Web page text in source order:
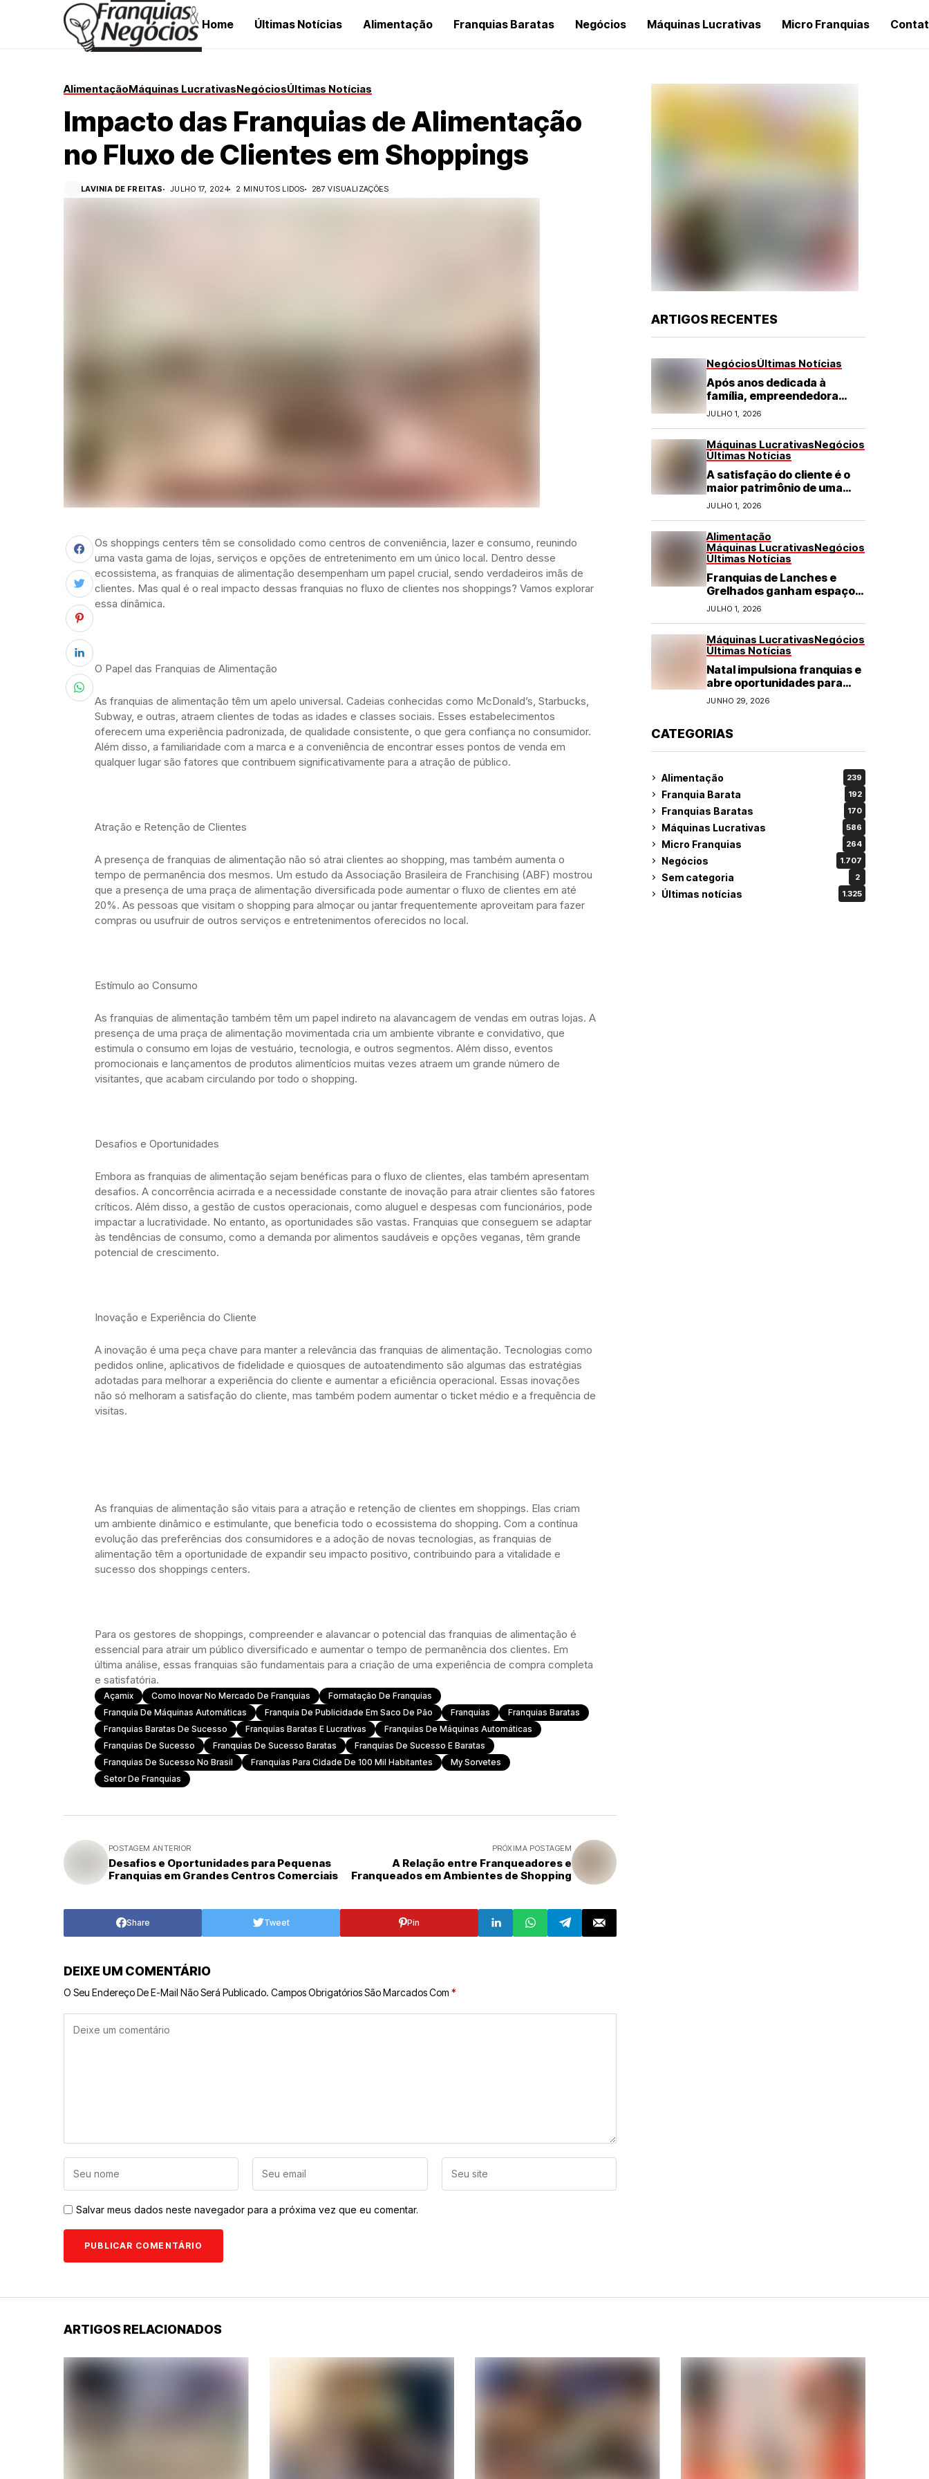
Home Últimas Notícias Alimentação Franquias Baratas Negócios Máquinas Lucrativas Micro Franquias
AlimentaçãoMáquinas LucrativasNegóciosÚltimas Notícias
Impacto das Franquias de Alimentação
no Fluxo de Clientes em Shoppings
LAVINIA DE FREITAS JULHO 17, 2024 2 MINUTOS LIDOS 287 VISUALIZAÇÕES
Os shoppings centers têm se consolidado como centros de conveniência, lazer e consumo, reunindo
uma vasta gama de lojas, serviços e opções de entretenimento em um único local. Dentro desse
ecossistema, as franquias de alimentação desempenham um papel crucial, sendo verdadeiros imãs de
clientes. Mas qual é o real impacto dessas franquias no fluxo de clientes nos shoppings? Vamos explorar
essa dinâmica.
O Papel das Franquias de Alimentação
As franquias de alimentação têm um apelo universal. Cadeias conhecidas como McDonald’s, Starbucks,
Subway, e outras, atraem clientes de todas as idades e classes sociais. Esses estabelecimentos
oferecem uma experiência padronizada, de qualidade consistente, o que gera confiança no consumidor.
Além disso, a familiaridade com a marca e a conveniência de encontrar esses pontos de venda em
qualquer lugar são fatores que contribuem significativamente para a atração de público.
Atração e Retenção de Clientes
A presença de franquias de alimentação não só atrai clientes ao shopping, mas também aumenta o
tempo de permanência dos mesmos. Um estudo da Associação Brasileira de Franchising (ABF) mostrou
que a presença de uma praça de alimentação diversificada pode aumentar o fluxo de clientes em até
20%. As pessoas que visitam o shopping para almoçar ou jantar frequentemente aproveitam para fazer
compras ou usufruir de outros serviços e entretenimentos oferecidos no local.
Estímulo ao Consumo
As franquias de alimentação também têm um papel indireto na alavancagem de vendas em outras lojas. A
presença de uma praça de alimentação movimentada cria um ambiente vibrante e convidativo, que
estimula o consumo em lojas de vestuário, tecnologia, e outros segmentos. Além disso, eventos
promocionais e lançamentos de produtos alimentícios muitas vezes atraem um grande número de
visitantes, que acabam circulando por todo o shopping.
Desafios e Oportunidades
Embora as franquias de alimentação sejam benéficas para o fluxo de clientes, elas também apresentam
desafios. A concorrência acirrada e a necessidade constante de inovação para atrair clientes são fatores
críticos. Além disso, a gestão de custos operacionais, como aluguel e despesas com funcionários, pode
impactar a lucratividade. No entanto, as oportunidades são vastas. Franquias que conseguem se adaptar
às tendências de consumo, como a demanda por alimentos saudáveis e opções veganas, têm grande
potencial de crescimento.
Inovação e Experiência do Cliente
A inovação é uma peça chave para manter a relevância das franquias de alimentação. Tecnologias como
pedidos online, aplicativos de fidelidade e quiosques de autoatendimento são algumas das estratégias
adotadas para melhorar a experiência do cliente e aumentar a eficiência operacional. Essas inovações
não só melhoram a satisfação do cliente, mas também podem aumentar o ticket médio e a frequência de
visitas.
As franquias de alimentação são vitais para a atração e retenção de clientes em shoppings. Elas criam
um ambiente dinâmico e estimulante, que beneficia todo o ecossistema do shopping. Com a contínua
evolução das preferências dos consumidores e a adoção de novas tecnologias, as franquias de
alimentação têm a oportunidade de expandir seu impacto positivo, contribuindo para a vitalidade e
sucesso dos shoppings centers.
Para os gestores de shoppings, compreender e alavancar o potencial das franquias de alimentação é
essencial para atrair um público diversificado e aumentar o tempo de permanência dos clientes. Em
última análise, essas franquias são fundamentais para a criação de uma experiência de compra completa
e satisfatória.
Açamix Como Inovar No Mercado De Franquias
Formatação De Franquias
Franquia De Máquinas Automáticas
Franquia De Publicidade Em Saco De Pão Franquias
Franquias Baratas
Franquias Baratas De Sucesso
Franquias Baratas E Lucrativas
Franquias De Máquinas Automáticas
Franquias De Sucesso
Franquias De Sucesso Baratas
Franquias De Sucesso E Baratas
Franquias De Sucesso No Brasil
Franquias Para Cidade De 100 Mil Habitantes
My Sorvetes
Setor De Franquias
POSTAGEM ANTERIOR
Desafios e Oportunidades para Pequenas
Franquias em Grandes Centros Comerciais
PRÓXIMA POSTAGEM
A Relação entre Franqueadores e
Franqueados em Ambientes de Shopping
Share Tweet Pin
DEIXE UM COMENTÁRIO
O Seu Endereço De E-Mail Não Será Publicado. Campos Obrigatórios São Marcados Com *
Salvar meus dados neste navegador para a próxima vez que eu comentar.
ARTIGOS RECENTES
NegóciosÚltimas Notícias
Após anos dedicada à
família, empreendedora
transforma franquia de
turismo em negócio de
JULHO 1, 2026
Máquinas LucrativasNegócios
Últimas Notícias
A satisfação do cliente é o
maior patrimônio de uma
franquia
JULHO 1, 2026
Alimentação
Máquinas LucrativasNegócios
Últimas Notícias
Franquias de Lanches e
Grelhados ganham espaço
com demanda por refeições
rápidas e de qualidade
JULHO 1, 2026
Máquinas LucrativasNegócios
Últimas Notícias
Natal impulsiona franquias e
abre oportunidades para
diversos segmentos do
JUNHO 29, 2026
CATEGORIAS
Alimentação 239
Franquia Barata 192
Franquias Baratas 170
Máquinas Lucrativas 586
Micro Franquias 264
Negócios 1.707
Sem categoria 2
Últimas notícias 1.325
ARTIGOS RELACIONADOS